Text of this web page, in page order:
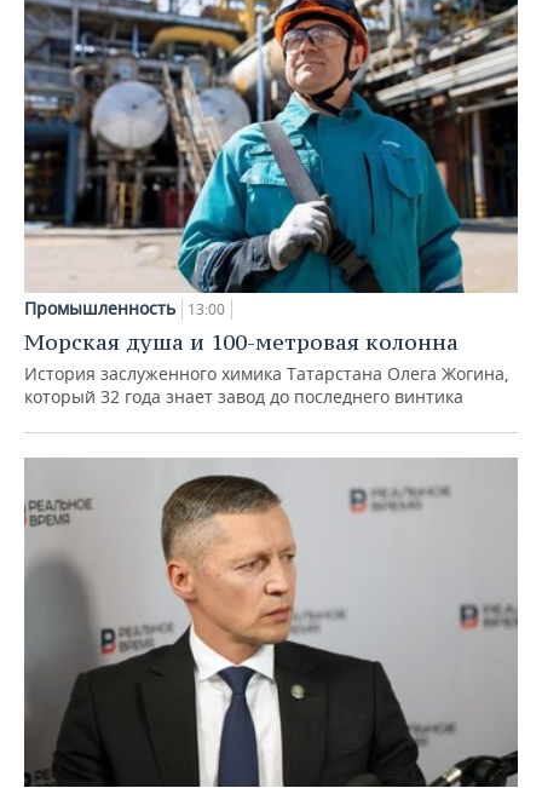
Промышленность 13:00
Морская душа и 100-метровая колонна
История заслуженного химика Татарстана Олега Жогина,
который 32 года знает завод до последнего винтика